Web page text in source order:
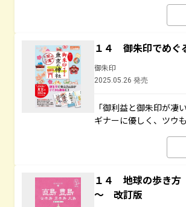
１４ 御朱印でめ
御朱印
2025.05.26 発売
「御利益と御朱印が
ギナーに優しく、ツウ
１４ 地球の歩き
～ 改訂版